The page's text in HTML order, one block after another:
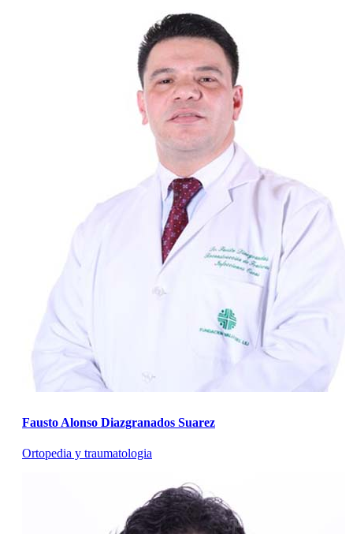
Fausto Alonso Diazgranados Suarez
Ortopedia y traumatologia